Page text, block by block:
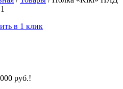
в 1 клик
руб.!